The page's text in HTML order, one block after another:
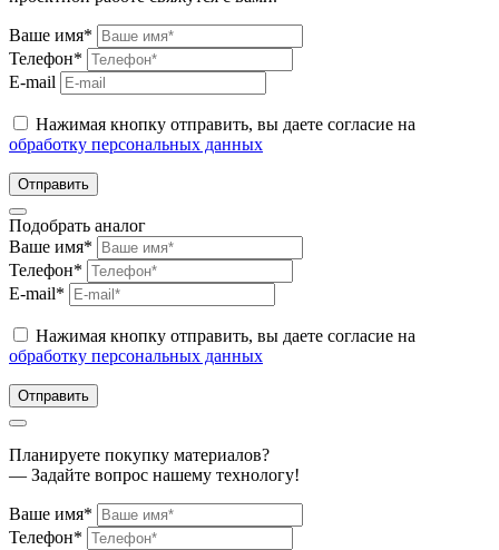
Ваше имя*
Телефон*
E-mail
Нажимая кнопку отправить, вы даете согласие на
обработку персональных данных
Отправить
Подобрать аналог
Ваше имя*
Телефон*
E-mail*
Нажимая кнопку отправить, вы даете согласие на
обработку персональных данных
Отправить
Планируете покупку материалов?
— Задайте вопрос нашему технологу!
Ваше имя*
Телефон*